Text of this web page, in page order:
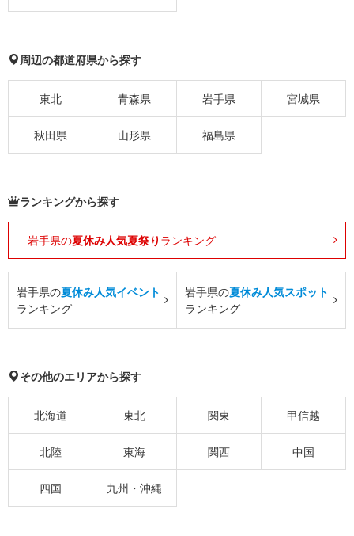
周辺の都道府県から探す
東北 青森県 岩手県 宮城県
秋田県 山形県 福島県
ランキングから探す
岩手県の夏休み人気夏祭り ランキング
岩手県の夏休み人気イベント
ランキング
岩手県の夏休み人気スポット
ランキング
その他のエリアから探す
北海道 東北 関東 甲信越
北陸 東海 関西 中国
四国 九州・沖縄